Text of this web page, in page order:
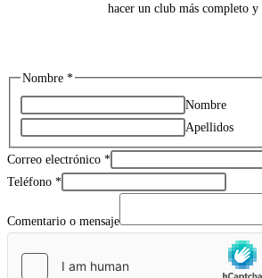
hacer un club más completo
Nombre *
Nombre
Apellidos
Correo electrónico *
electrónico
Correo
Teléfono *
Comentario o mensaje